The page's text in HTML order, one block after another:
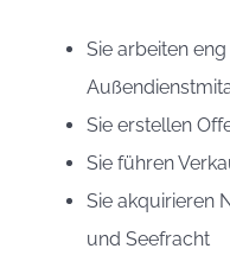
Sie arbeiten
Sie erstellen
Sie führen
Sie akquirieren
und Seefracht